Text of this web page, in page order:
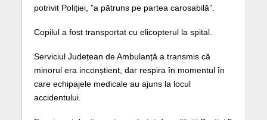
potrivit Poliției, ”a pătruns pe partea carosabilă”.
Copilul a fost transportat cu elicopterul la spital.
Serviciul Județean de Ambulanță a transmis că
minorul era inconștient, dar respira în momentul în
care echipajele medicale au ajuns la locul
accidentului.